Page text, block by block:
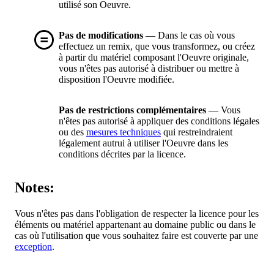
utilisé son Oeuvre.
Pas de modifications — Dans le cas où vous
effectuez un remix, que vous transformez, ou créez
à partir du matériel composant l'Oeuvre originale,
vous n'êtes pas autorisé à distribuer ou mettre à
disposition l'Oeuvre modifiée.
Pas de restrictions complémentaires — Vous
n'êtes pas autorisé à appliquer des conditions légales
ou des mesures techniques qui restreindraient
légalement autrui à utiliser l'Oeuvre dans les
conditions décrites par la licence.
Notes:
Vous n'êtes pas dans l'obligation de respecter la licence pour les
éléments ou matériel appartenant au domaine public ou dans le
cas où l'utilisation que vous souhaitez faire est couverte par une
exception.